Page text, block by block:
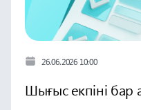
26.06.2026 10:00
Шығыс екпіні бар